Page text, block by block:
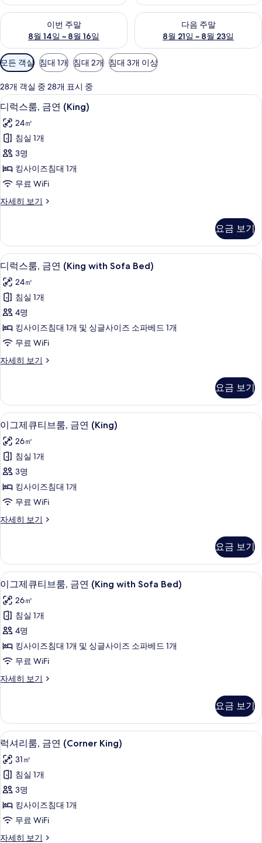
이번 주말
8월 14일 ~ 8월 16일
이번 주말 예약 가능 여부 확인, 8월 14일 ~ 8월 16일
다음 주말
8월 21일 ~ 8월 23일
다음 주말 예약 가능 여부 확인
객
실
에
사
용
가
능
한
터
모든 객실 침대 1개 침대 2개 침대 3개 이상
28개 객실 중 28개 표시 중
디
럭
스
룸,
금
연
(King)
사
모
두
보
기
7
디럭스룸, 금연 (King)
24㎡
침실 1개
3명
킹사이즈침대 1개
무료 WiFi
자세히 보기
디
금
연
(King)
자
세
히
기
요금 보기
디
럭
스
룸,
금
연
(King
with
사
진
모
두
보
기
7
디럭스룸, 금연 (King with Sofa Bed)
24㎡
침실 1개
4명
킹사이즈침대 1개 및 싱글사이즈 소파베드 1개
무료 WiFi
자세히 보기
디
금
연
(King
with
Sofa
Bed)
세
히
보
기
요금 보기
이
그
제
큐
티
브
룸,
금
(King)
사
진
모
두
보
기
오리/거위털 이불, 객실 내 금고, 책상,
7
이그제큐티브룸, 금연 (King)
26㎡
침실 1개
3명
킹사이즈침대 1개
무료 WiFi
자세히 보기
이
티
브
룸,
금
연
(King)
세
히
보
기
요금 보기
이
그
제
큐
티
브
룸,
금
(King
with
Sofa
Bed)
사
진
모
두
오리/거위털 이불, 객실 내 금고, 책상,
7
이그제큐티브룸, 금연 (King with Sofa Bed)
26㎡
침실 1개
4명
킹사이즈침대 1개 및 싱글사이즈 소파베드 1개
무료 WiFi
자세히 보기
이
티
브
룸,
금
연
(King
Sofa
Bed)
자
세
히
요금 보기
럭
셔
리
룸,
금
연
(Corner
9
럭셔리룸, 금연 (Corner King)
31㎡
침실 1개
3명
킹사이즈침대 1개
무료 WiFi
자세히 보기
럭